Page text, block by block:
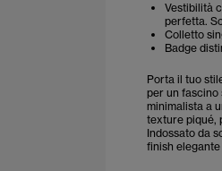
Vestibilità
perfetta.
Colletto
Badge
Porta il tuo
per un fascino
minimalista a
texture piqué,
Indossato da
finish